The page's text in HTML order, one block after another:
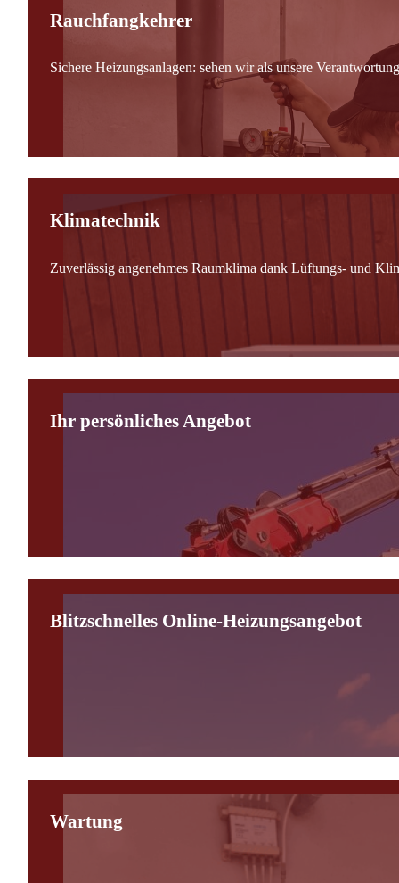
Rauchfangkehrer
Sichere Heizungsanlagen: sehen wir als unsere
Klimatechnik
Zuverlässig angenehmes Raumklima dank Lüftungs- und
Ihr persönliches Angebot
Blitzschnelles Online-Heizungsangebot
Wartung